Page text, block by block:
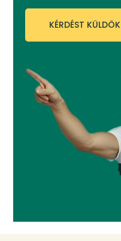
KÉRDÉST KÜLDÖK